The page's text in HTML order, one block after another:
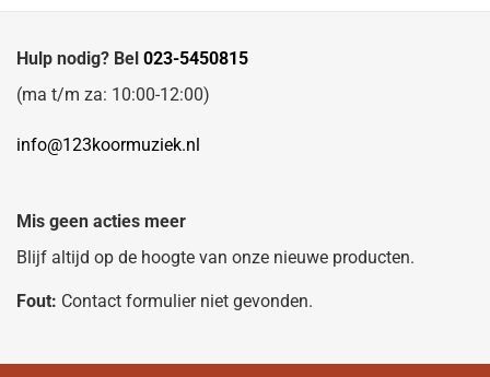
Hulp nodig? Bel 023-5450815
(ma t/m za: 10:00-12:00)
info@123koormuziek.nl
Mis geen acties meer
Blijf altijd op de hoogte van onze nieuwe producten.
Fout: Contact formulier niet gevonden.